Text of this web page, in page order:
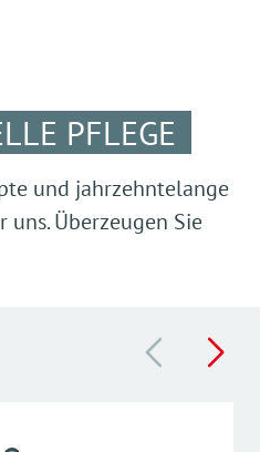
PFLEGE
und jahrzehntelange
Überzeugen Sie